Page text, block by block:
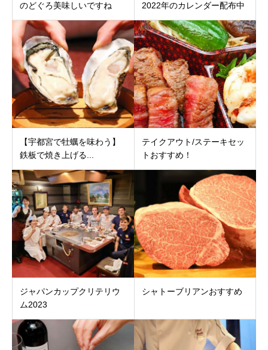
のどぐろ美味しいですね 2022年のカレンダー配布中
【宇都宮で牡蠣を味わう】
鉄板で焼き上げる...
テイクアウト/ステーキセッ
トおすすめ！
ジャパンカップクリテリウ
ム2023
シャトーブリアンおすすめ